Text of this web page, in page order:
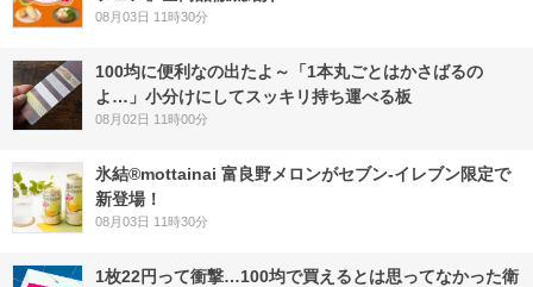
08月03日 11時30分
100均に便利なの出たよ～「1本丸ごとはかさばるの
よ…」小分けにしてスッキリ持ち運べる板
08月02日 11時00分
氷結®mottainai 富良野メロンがセブン‐イレブン限定で
新登場！
08月03日 11時30分
1枚22円って衝撃…100均で買えるとは思ってなかった衛